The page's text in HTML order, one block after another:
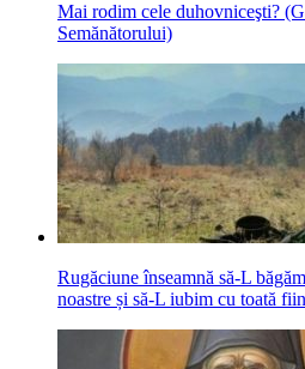
Mai rodim cele duhovniceşti?
Semănătorului)
Rugăciune înseamnă să-L
noastre și să-L iubim cu toată